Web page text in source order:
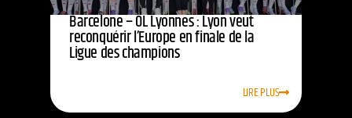
Barcelone – OL Lyonnes : Lyon veut
reconquérir l’Europe en finale de la
Ligue des champions
LIRE PLUS